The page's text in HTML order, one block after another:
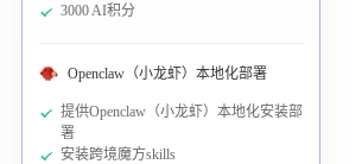
3000 AI积分
Openclaw（小龙虾）本地化部署
提供Openclaw（小龙虾）本地化安装部
署
安装跨境魔方skills